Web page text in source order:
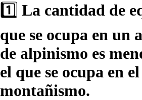
1️⃣ La cantidad de
que se ocupa en un
de alpinismo es
el que se ocupa en el
montañismo.